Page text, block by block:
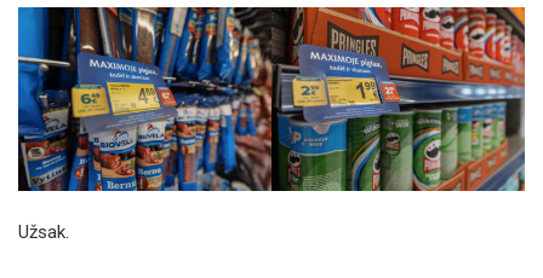
Užsak.